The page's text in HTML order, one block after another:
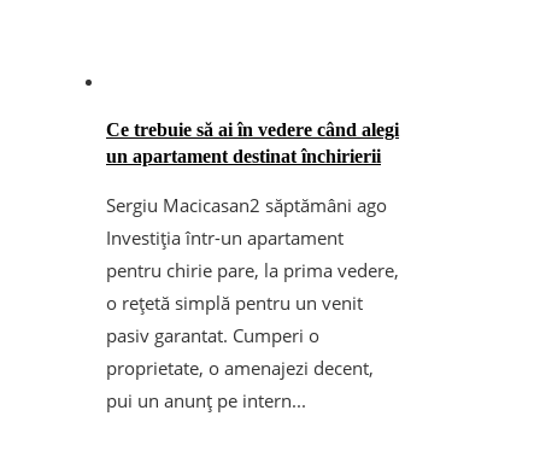
Ce trebuie să ai în vedere când alegi
un apartament destinat închirierii
Sergiu Macicasan2 săptămâni ago
Investiția într-un apartament
pentru chirie pare, la prima vedere,
o rețetă simplă pentru un venit
pasiv garantat. Cumperi o
proprietate, o amenajezi decent,
pui un anunț pe intern...